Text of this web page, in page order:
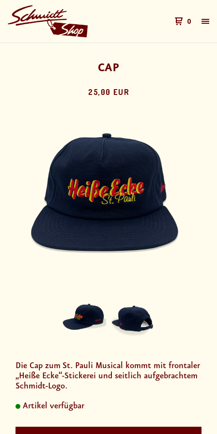
0
CAP
25,00 EUR
Die Cap zum St. Pauli Musical kommt mit frontaler
„Heiße Ecke“-Stickerei und seitlich aufgebrachtem
Schmidt-Logo.
Artikel verfügbar